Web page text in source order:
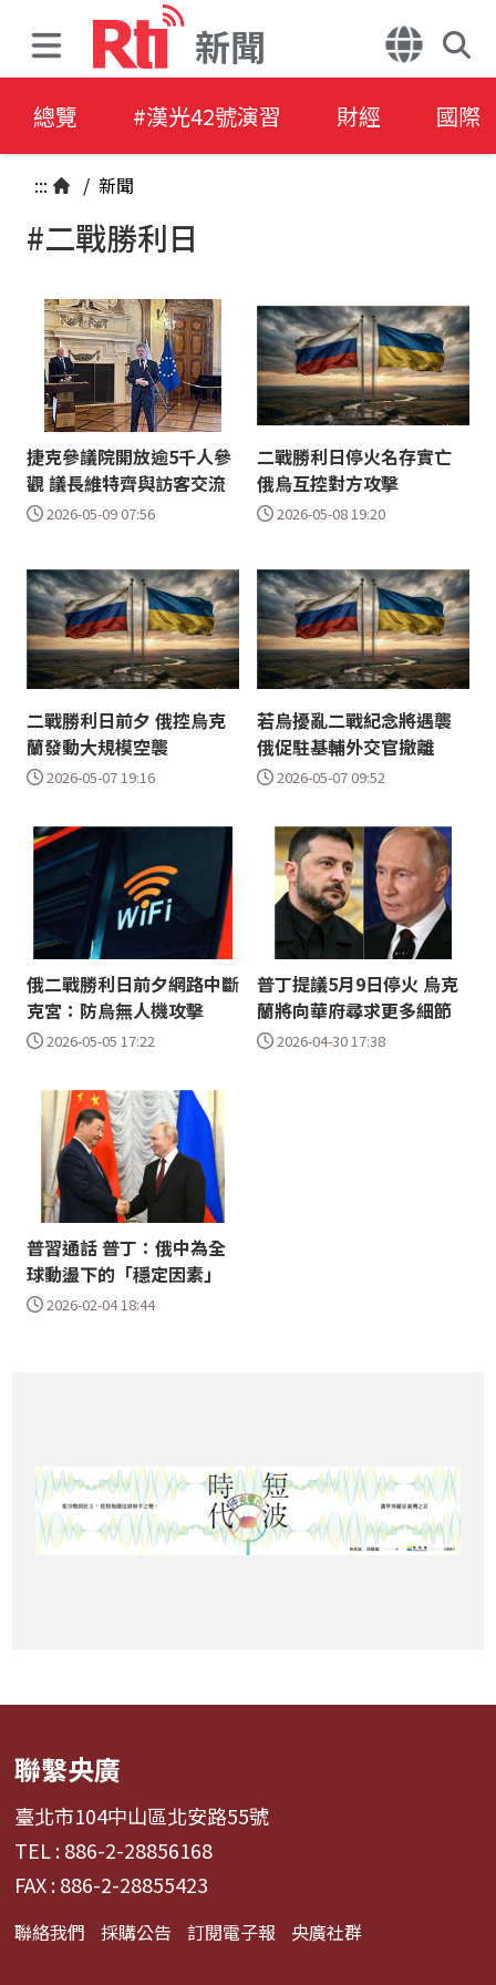
新聞
總覽 #漢光42號演習 財經 國際
::: / 新聞
#二戰勝利日
捷克參議院開放逾5千人參
觀 議長維特齊與訪客交流
2026-05-09 07:56
二戰勝利日停火名存實亡
俄烏互控對方攻擊
2026-05-08 19:20
二戰勝利日前夕 俄控烏克
蘭發動大規模空襲
2026-05-07 19:16
若烏擾亂二戰紀念將遇襲
俄促駐基輔外交官撤離
2026-05-07 09:52
俄二戰勝利日前夕網路中斷
克宮：防烏無人機攻擊
2026-05-05 17:22
普丁提議5月9日停火 烏克
蘭將向華府尋求更多細節
2026-04-30 17:38
普習通話 普丁：俄中為全
球動盪下的「穩定因素」
2026-02-04 18:44
聯繫央廣
臺北市104中山區北安路55號
TEL : 886-2-28856168
FAX : 886-2-28855423
聯絡我們 採購公告 訂閱電子報 央廣社群